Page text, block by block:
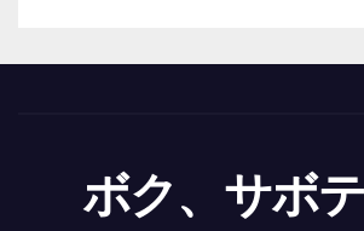
ボク、サボテ